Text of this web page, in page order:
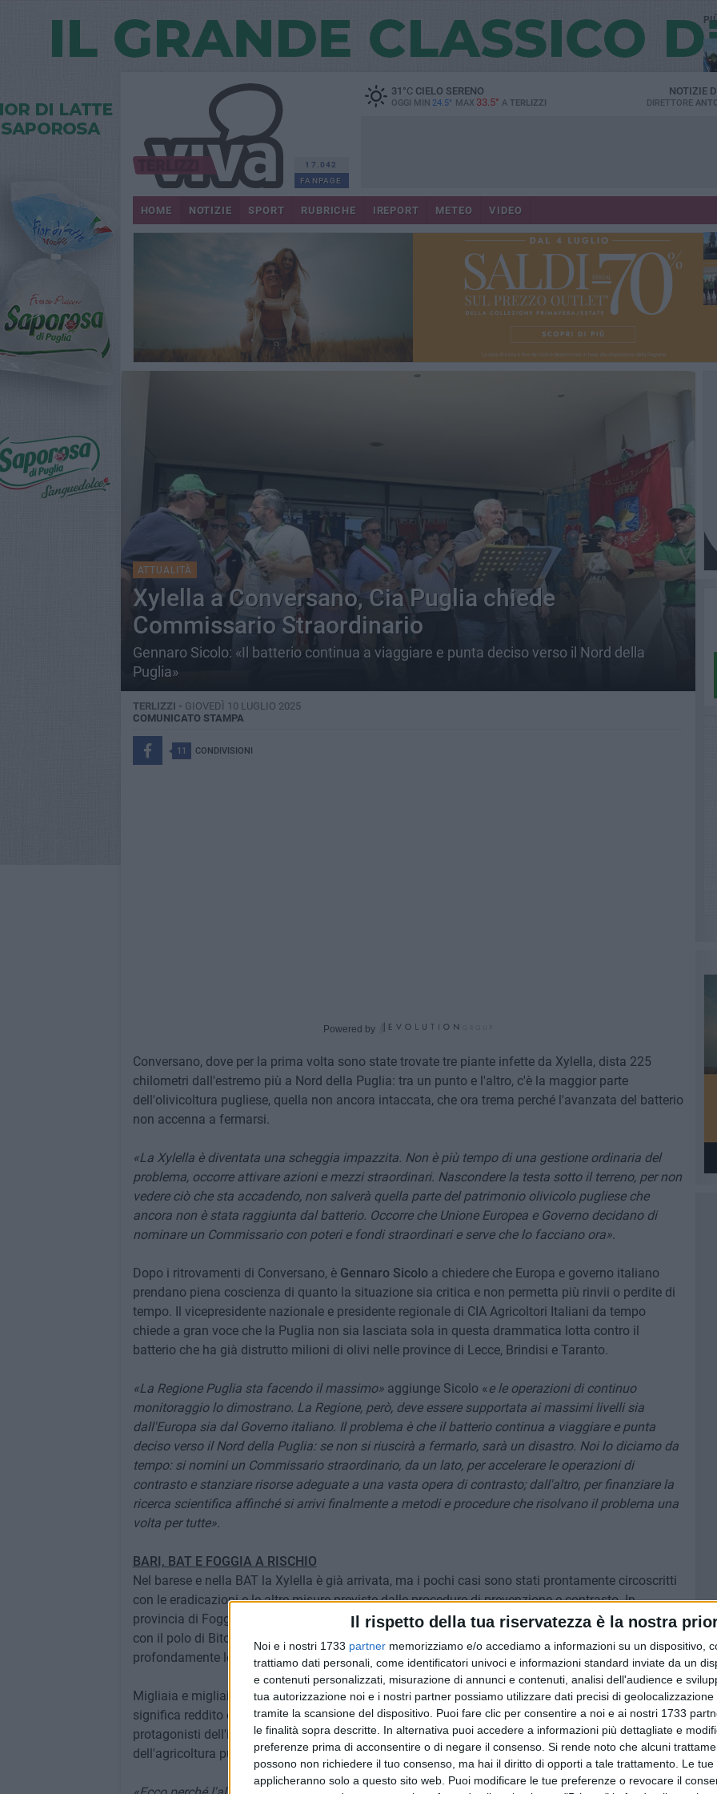
Il rispetto della tua riservatezza è la nostra
Noi e i nostri 1733 partner memorizziamo e/o accediamo a informazioni su un dispositivo,
trattiamo dati personali, come identificatori univoci e informazioni standard inviate da un
e contenuti personalizzati, misurazione di annunci e contenuti, analisi dell'audience e
tua autorizzazione noi e i nostri partner possiamo utilizzare dati precisi di
tramite la scansione del dispositivo. Puoi fare clic per consentire a noi e ai nostri 1733
le finalità sopra descritte. In alternativa puoi accedere a informazioni più dettagliate e
preferenze prima di acconsentire o di negare il consenso. Si rende noto che alcuni
possono non richiedere il tuo consenso, ma hai il diritto di opporti a tale trattamento. Le
applicheranno solo a questo sito web. Puoi modificare le tue preferenze o revocare il
17.042
FANPAGE
31 °CCIELO SERENO
OGGI MIN 24.5° MAX 33.5° A TERLIZZI
NOTIZIE
DIRETTORE
HOME NOTIZIE SPORT RUBRICHE IREPORT METEO VIDEO
ATTUALITÀ
Xylella a Conversano, Cia Puglia chiede
Commissario Straordinario
Gennaro Sicolo: «Il batterio continua a viaggiare e punta deciso verso il Nord della
Puglia»
TERLIZZI - GIOVEDÌ 10 LUGLIO 2025
COMUNICATO STAMPA
11 CONDIVISIONI
Powered by
Conversano, dove per la prima volta sono state trovate tre piante infette da Xylella, dista 225
chilometri dall'estremo più a Nord della Puglia: tra un punto e l'altro, c'è la maggior parte
dell'olivicoltura pugliese, quella non ancora intaccata, che ora trema perché l'avanzata del batterio
non accenna a fermarsi.
«La Xylella è diventata una scheggia impazzita. Non è più tempo di una gestione ordinaria del
problema, occorre attivare azioni e mezzi straordinari. Nascondere la testa sotto il terreno, per non
vedere ciò che sta accadendo, non salverà quella parte del patrimonio olivicolo pugliese che
ancora non è stata raggiunta dal batterio. Occorre che Unione Europea e Governo decidano di
nominare un Commissario con poteri e fondi straordinari e serve che lo facciano ora».
Dopo i ritrovamenti di Conversano, è Gennaro Sicoloa chiedere che Europa e governo italiano
prendano piena coscienza di quanto la situazione sia critica e non permetta più rinvii o perdite di
tempo. Il vicepresidente nazionale e presidente regionale di CIA Agricoltori Italiani da tempo
chiede a gran voce che la Puglia non sia lasciata sola in questa drammatica lotta contro il
batterio che ha già distrutto milioni di olivi nelle province di Lecce, Brindisi e Taranto.
«La Regione Puglia sta facendo il massimo»aggiunge Sicolo «e le operazioni di continuo
monitoraggio lo dimostrano. La Regione, però, deve essere supportata ai massimi livelli sia
dall'Europa sia dal Governo italiano. Il problema è che il batterio continua a viaggiare e punta
deciso verso il Nord della Puglia: se non si riuscirà a fermarlo, sarà un disastro. Noi lo diciamo da
tempo: si nomini un Commissario straordinario, da un lato, per accelerare le operazioni di
contrasto e stanziare risorse adeguate a una vasta opera di contrasto; dall'altro, per finanziare la
ricerca scientifica affinché si arrivi finalmente a metodi e procedure che risolvano il problema una
volta per tutte».
BARI, BAT E FOGGIA A RISCHIO
Nel barese e nella BAT la Xylella è già arrivata, ma i pochi casi sono stati prontamente circoscritti
con le eradicazioni e le altre misure previste dalle procedure di prevenzione e contrasto. In
provincia di Foggia, invece, finora non è stato riscontrato alcun caso. L'Area Metropolitana di Bari,
con il polo di Bitonto e Corato in primo piano, la BAT con Andria e la Capitanata sono territori
profondamente legati all'olivicoltura.
Migliaia e migliaia di ettari di oliveti e di aziende olivicole, centinaia di frantoi, un fatturato che
significa reddito e lavoro per donne, uomini e tanti giovani che sempre più spesso sono
protagonisti dell'innovazione di un settore, quello olivicolo-oleario, tra i più moderni e innovativi
dell'agricoltura pugliese.